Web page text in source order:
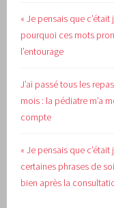
« Je pensais que
pourquoi ces mots
l’entourage
J’ai passé tous les
mois : la pédiatre m’a
compte
« Je pensais que
certaines phrases de
bien après la